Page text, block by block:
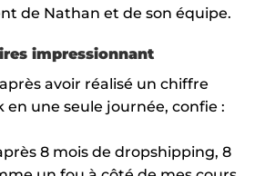
de Nathan et de son équipe.
impressionnant
avoir réalisé un chiffre
en une seule journée, confie :
8 mois de dropshipping, 8